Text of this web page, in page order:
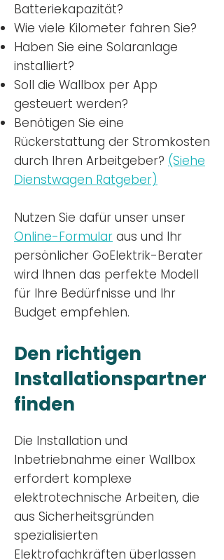
Batteriekapazität?
Wie viele Kilometer fahren Sie?
Haben Sie eine Solaranlage
installiert?
Soll die Wallbox per App
gesteuert werden?
Benötigen Sie eine
Rückerstattung der Stromkosten
durch Ihren Arbeitgeber? (Siehe
Dienstwagen Ratgeber)
Nutzen Sie dafür unser unser
Online-Formular aus und Ihr
persönlicher GoElektrik-Berater
wird Ihnen das perfekte Modell
für Ihre Bedürfnisse und Ihr
Budget empfehlen.
Den richtigen
Installationspartner
finden
Die Installation und
Inbetriebnahme einer Wallbox
erfordert komplexe
elektrotechnische Arbeiten, die
aus Sicherheitsgründen
spezialisierten
Elektrofachkräften überlassen